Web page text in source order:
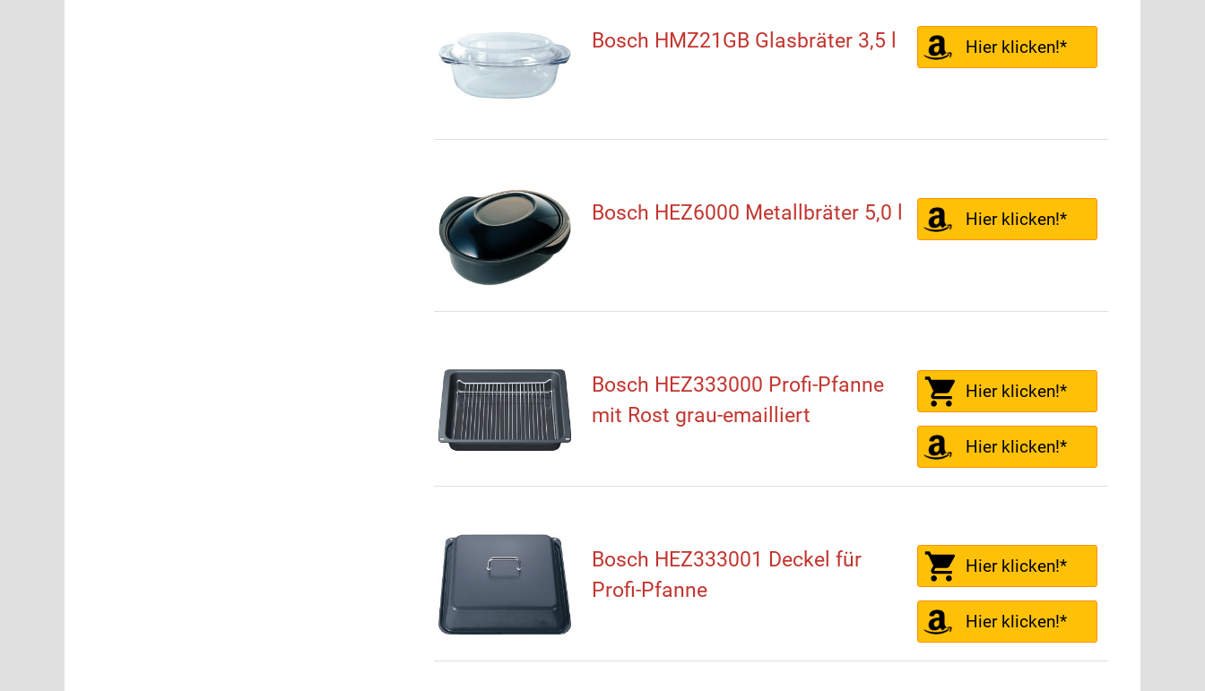
Bosch HMZ21GB Glasbräter 3,5 l Hier klicken!*
Bosch HEZ6000 Metallbräter 5,0 l Hier klicken!*
Bosch HEZ333000 Profi-Pfanne
mit Rost grau-emailliert
Hier klicken!*
Hier klicken!*
Bosch HEZ333001 Deckel für
Profi-Pfanne
Hier klicken!*
Hier klicken!*